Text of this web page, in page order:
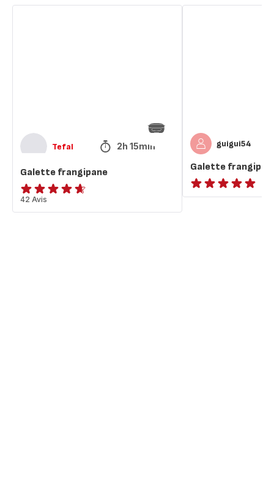
Tefal 2h 15min
Galette frangipane
ratings.4.6
42 Avis
guigui54
Galette
ratings.NaN